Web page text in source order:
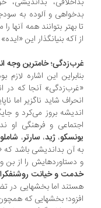
و آلوده به
بهتر بتوانند همه آن‏ها را
آ‏که بنیانگذار این «ایده»
خام‏ترین وجه اندیشه
این اشاره لازم بود
آنجا که در
شاید ناگزیر اما
بروز می‏‌کرد و
و فرهنگی او
،ژید،سارتر، شاملو، نیما
آن بداندیشی باشد که
را از بن و ریشه،
و خیانت روشنفکران»
اما بخش‏هایی در تضاد با
بخش‏هایی که همچون «